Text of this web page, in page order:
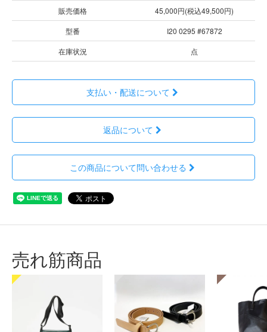
販売価格
45,000円(税込49,500円)
型番
I20 0295 #67872
在庫状況
点
支払い・配送について
返品について
この商品について問い合わせる
売れ筋商品